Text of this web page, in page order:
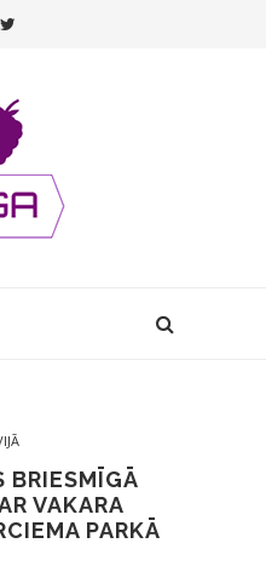
BRIESMĪGĀ
VAKARA
PARKĀ